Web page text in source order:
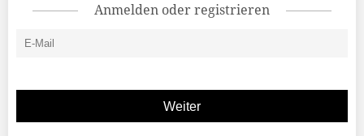
Anmelden oder registrieren